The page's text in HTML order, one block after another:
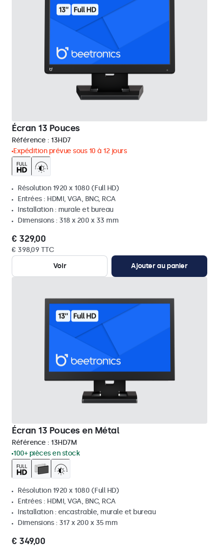
Écran 13 Pouces
Référence : 13HD7
Expédition prévue sous 10 à 12 jours
Résolution 1920 x 1080 (Full HD)
Entrées : HDMI, VGA, BNC, RCA
Installation : murale et bureau
Dimensions : 318 x 200 x 33 mm
€ 329,00
€ 398,09 TTC
Voir
Ajouter au panier
Écran 13 Pouces en Métal
Référence : 13HD7M
100+ pièces en stock
Résolution 1920 x 1080 (Full HD)
Entrées : HDMI, VGA, BNC, RCA
Installation : encastrable, murale et bureau
Dimensions : 317 x 200 x 35 mm
€ 349,00